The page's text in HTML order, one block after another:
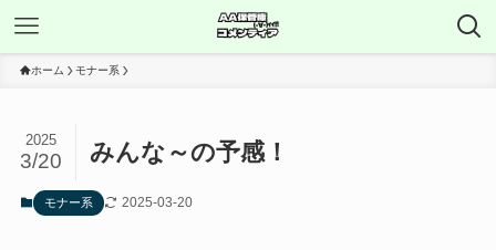
ホーム モナー系
みんな～の予感！
2025
3/20
モナー系 2025-03-20